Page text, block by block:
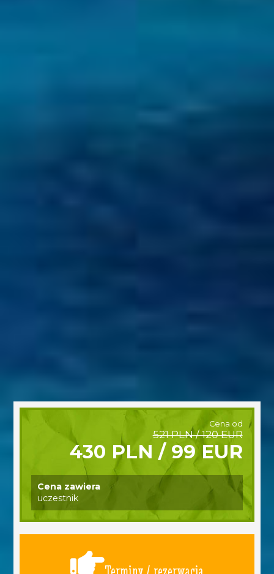
Cena od
521 PLN / 120 EUR
430 PLN / 99 EUR
Cena zawiera
uczestnik